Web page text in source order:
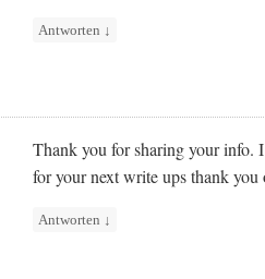
Antworten ↓
Thank you for sharing your info.
for your next write ups thank you
Antworten ↓